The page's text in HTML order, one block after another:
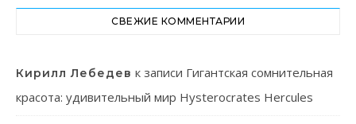
СВЕЖИЕ КОММЕНТАРИИ
Кирилл Лебедев к записи Гигантская сомнительная
красота: удивительный мир Hysterocrates Hercules